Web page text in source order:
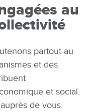
au
partout au
et des
et social.
de vous.